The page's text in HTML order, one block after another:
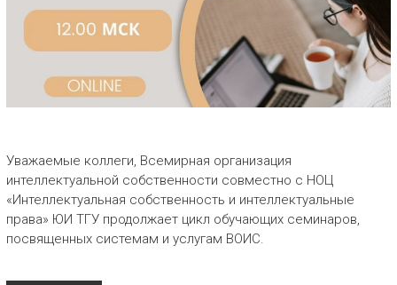
Уважаемые коллеги, Всемирная организация
интеллектуальной собственности совместно с НОЦ
«Интеллектуальная собственность и интеллектуальные
права» ЮИ ТГУ продолжает цикл обучающих семинаров,
посвященных системам и услугам ВОИС.